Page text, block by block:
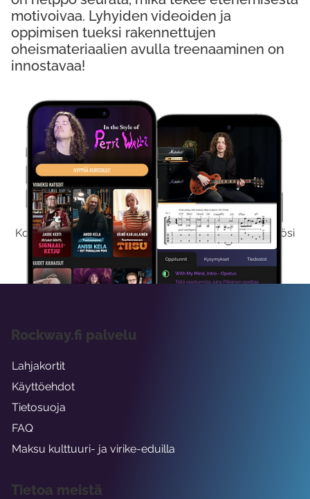
Kokeile Ilmaiseksi
Kokeilemalla ilmaiseksi saat koko sisältömme käyttöösi
viikon ajaksi.
motivoivaa. Lyhyiden videoiden ja
oppimisen tueksi rakennettujen
oheismateriaalien avulla treenaaminen on
innostavaa!
Rockway.fi palvelu
Lahjakortit
Käyttöehdot
Tietosuoja
FAQ
Maksu kulttuuri- ja virike-eduilla
Tietoa meistä